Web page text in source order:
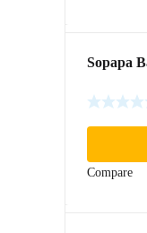
Sopapa
Compare